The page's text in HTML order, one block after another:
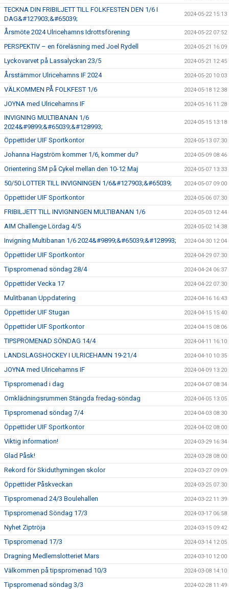
TECKNA DIN FRIBILJETT TILL FOLKFESTEN DEN 1/6 I
DAG&#127903;&#65039;
2024-05-22 15:13
Årsmöte 2024 Ulricehamns Idrottsförening 2024-05-22 07:52
PERSPEKTIV – en föreläsning med Joel Rydell 2024-05-21 16:09
Lyckovarvet på Lassalyckan 23/5 2024-05-21 12:45
Årsstämmor Ulricehamns IF 2024 2024-05-20 10:03
VÄLKOMMEN PÅ FOLKFEST 1/6 2024-05-18 12:38
JOYNA med Ulricehamns IF 2024-05-16 11:28
INVIGNING MULTIBANAN 1/6
2024&#9899;&#65039;&#128993;
2024-05-15 13:18
Öppettider UIF Sportkontor 2024-05-13 07:30
Johanna Hagström kommer 1/6, kommer du? 2024-05-09 08:46
Orientering SM på Cykel mellan den 10-12 Maj 2024-05-07 13:33
50/50 LOTTER TILL INVIGNINGEN 1/6&#127903;&#65039; 2024-05-07 09:00
Öppettider UIF Sportkontor 2024-05-06 07:30
FRIBILJETT TILL INVIGNINGEN MULTIBANAN 1/6 2024-05-03 12:44
AIM Challenge Lördag 4/5 2024-05-02 14:38
Invigning Multibanan 1/6 2024&#9899;&#65039;&#128993; 2024-04-30 12:04
Öppettider UIF Sportkontor 2024-04-29 07:30
Tipspromenad söndag 28/4 2024-04-24 06:37
Öppettider Vecka 17 2024-04-22 07:30
Mulitbanan Uppdatering 2024-04-16 16:43
Öppettider UIF Stugan 2024-04-15 15:40
Öppettider UIF Sportkontor 2024-04-15 08:06
TIPSPROMENAD SÖNDAG 14/4 2024-04-11 16:10
LANDSLAGSHOCKEY I ULRICEHAMN 19-21/4 2024-04-10 10:35
JOYNA med Ulricehamns IF 2024-04-09 13:20
Tipspromenad i dag 2024-04-07 08:34
Omklädningsrummen Stängda fredag-söndag 2024-04-05 13:05
Tipspromenad söndag 7/4 2024-04-03 08:30
Öppettider UIF Sportkontor 2024-04-02 08:00
Viktig information! 2024-03-29 16:34
Glad Påsk! 2024-03-28 08:00
Rekord för Skiduthyrningen skolor 2024-03-27 09:09
Öppettider Påskveckan 2024-03-25 07:30
Tipspromenad 24/3 Boulehallen 2024-03-22 11:39
Tipspromenad Söndag 17/3 2024-03-17 06:58
Nyhet Ziptröja 2024-03-15 09:42
Tipspromenad 17/3 2024-03-14 12:05
Dragning Medlemslotteriet Mars 2024-03-10 12:00
Välkommen på tipspromenad 10/3 2024-03-08 14:10
Tipspromenad söndag 3/3 2024-02-28 11:49